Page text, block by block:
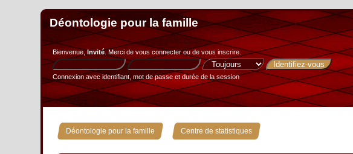
Déontologie pour la famille
Bienvenue,Invité. Merci devous connecterou devous inscrire.
Connexion avec identifiant, mot de passe et durée de la session
Déontologie pour la famille » Centre de statistiques